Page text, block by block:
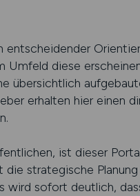
Umfeld diese
übersichtlich
erhalten hier einen
ist dieser
strategische
wird sofort deutlich,